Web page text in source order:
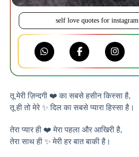
self love quotes for instagram
तू मेरी ज़िन्दगी ❤️ का सबसे हसीन किस्सा है,
तू ही तो मेरे ✨ दिल का सबसे प्यारा हिस्सा है।
तेरा प्यार ही ❤️ मेरा पहला और आखिरी है,
तेरा साथ ही ✨ मेरी हर बात बाकी है।